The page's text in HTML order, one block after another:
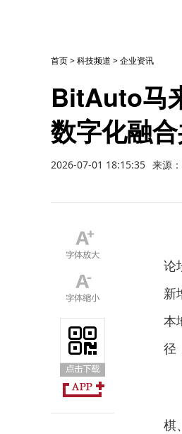
首页>科技频道 >企业资讯
BitAuto马
数字化融
2026-07-01 18:15:35 来源
论
新
本
径
棋